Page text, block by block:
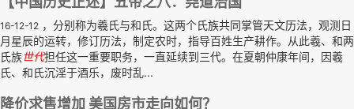
16-12-12 ，分别称为羲氏与和氏。这两个氏族共同掌管天文历法，观测日
月星辰的运转，修订历法，制定农时，指导百姓生产耕作。从此羲、和两
氏族世代担任这一重要职务，一直延续到三代。在夏朝仲康年间，因羲
氏、和氏沉淫于酒乐，废时乱...
降价求售增加 美国房市走向如何？